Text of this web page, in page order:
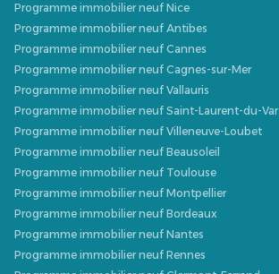
Programme immobilier neuf Nice
Programme immobilier neuf Antibes
Programme immobilier neuf Cannes
Programme immobilier neuf Cagnes-sur-Mer
Programme immobilier neuf Vallauris
Programme immobilier neuf Saint-Laurent-du-Var
Programme immobilier neuf Villeneuve-Loubet
Programme immobilier neuf Beausoleil
Programme immobilier neuf Toulouse
Programme immobilier neuf Montpellier
Programme immobilier neuf Bordeaux
Programme immobilier neuf Nantes
Programme immobilier neuf Rennes